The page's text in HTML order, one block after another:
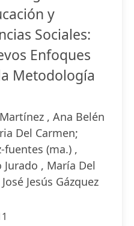
y
Sociales:
Enfoques
Metodología
, Ana Belén
Del Carmen;
fuentes (ma.) ,
, María Del
Jesús Gázquez